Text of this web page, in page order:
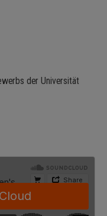
der Universität